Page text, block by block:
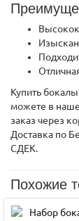
Купить
можете в
заказ через
Доставка по
СДЕК.
Похожие